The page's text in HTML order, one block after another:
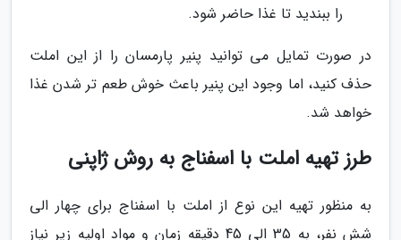
را ببندید تا غذا حاضر شود.
در صورت تمایل می توانید پنیر پارمسان را از این املت
حذف کنید، اما وجود این پنیر باعث خوش طعم تر شدن غذا
خواهد شد.
طرز تهیه املت با اسفناج به روش ژاپنی
به منظور تهیه این نوع از املت با اسفناج برای چهار الی
شش نفر، به 35 الی 45 دقیقه زمان و مواد اولیه زیر نیاز